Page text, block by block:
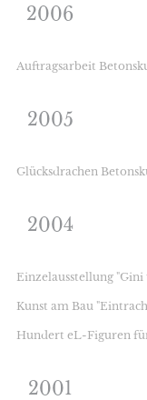
2006
Auftragsarbeit
2005
Glücksdrachen
2004
Einzelausstellung "Gini
Kunst am Bau
Hundert eL-Figuren
2001